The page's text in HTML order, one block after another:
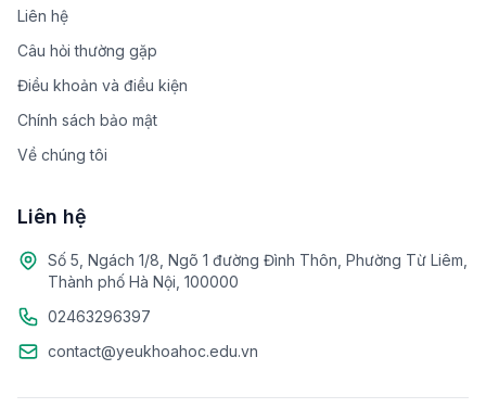
Liên hệ
Câu hỏi thường gặp
Điều khoản và điều kiện
Chính sách bảo mật
Về chúng tôi
Liên hệ
Số 5, Ngách 1/8, Ngõ 1 đường Đình Thôn, Phường Từ Liêm,
Thành phố Hà Nội, 100000
02463296397
contact@yeukhoahoc.edu.vn